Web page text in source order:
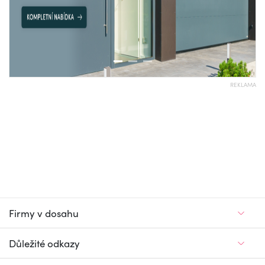
REKLAMA
Firmy v dosahu
Důležité odkazy